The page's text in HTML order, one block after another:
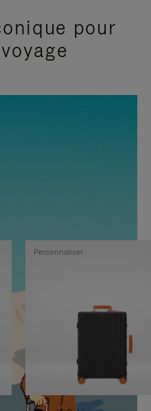
pour
Personnaliser